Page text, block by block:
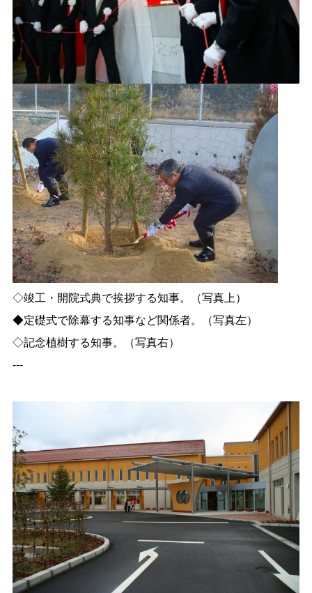
◇竣工・開院式典で挨拶する知事。（写真上）
◆定礎式で除幕する知事など関係者。（写真左）
◇記念植樹する知事。（写真右）
---